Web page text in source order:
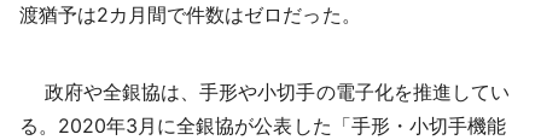
渡猶予は2カ月間で件数はゼロだった。
政府や全銀協は、手形や小切手の電子化を推進してい
る。2020年3月に全銀協が公表した「手形・小切手機能